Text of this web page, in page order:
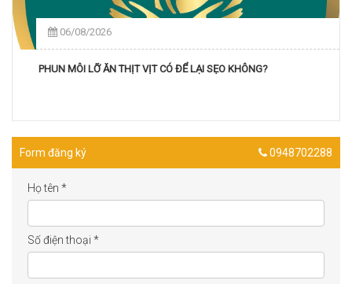
06/08/2026
PHUN MÔI LỠ ĂN THỊT VỊT CÓ ĐỂ LẠI SẸO KHÔNG?
Form đăng ký 0948702288
Họ tên *
Số điện thoại *